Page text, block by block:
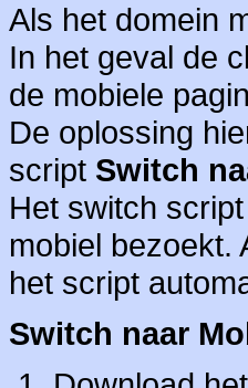
Als het domein
In het geval de
de mobiele
De oplossing
script Switch
Het switch
mobiel bezoekt.
het script
Switch naar